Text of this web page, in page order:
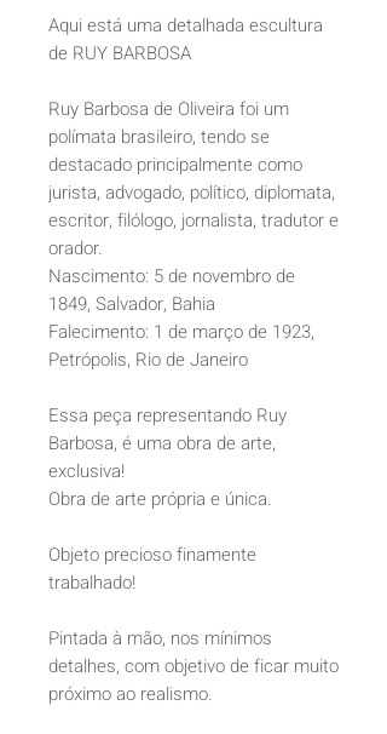
Aqui está uma detalhada escultura
de RUY BARBOSA
Ruy Barbosa de Oliveira foi um
polímata brasileiro, tendo se
destacado principalmente como
jurista, advogado, político, diplomata,
escritor, filólogo, jornalista, tradutor e
orador.
Nascimento: 5 de novembro de
1849, Salvador, Bahia
Falecimento: 1 de março de 1923,
Petrópolis, Rio de Janeiro
Essa peça representando Ruy
Barbosa, é uma obra de arte,
exclusiva!
Obra de arte própria e única.
Objeto precioso finamente
trabalhado!
Pintada à mão, nos mínimos
detalhes, com objetivo de ficar muito
próximo ao realismo.